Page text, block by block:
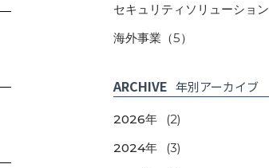
セキュリティソリューション
海外事業 （5）
ARCHIVE 年別アーカイブ
2026年
(2)
2024年
(3)